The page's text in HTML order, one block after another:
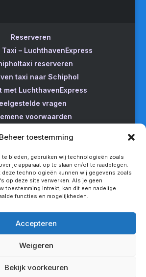
Beheer toestemming
te bieden, gebruiken wij technologieën zoals
je apparaat op te slaan en/of te raadplegen.
deze technologieën kunnen wij gegevens zoals
op deze site verwerken. Als je geen
toestemming intrekt, kan dit een nadelige
functies en mogelijkheden.
Accepteren
Weigeren
Bekijk voorkeuren
Reserveren
– LuchthavenExpress
reserveren
taxi naar Schiphol
met LuchthavenExpress
vragen
voorwaarden
Almere naar Schiphol
naar Schiphol
van Apeldoorn naar Schiphol
Enschede Schiphol
van Lelystad naar Schiphol
naar Schiphol met de taxi
met LuchthavenExpress